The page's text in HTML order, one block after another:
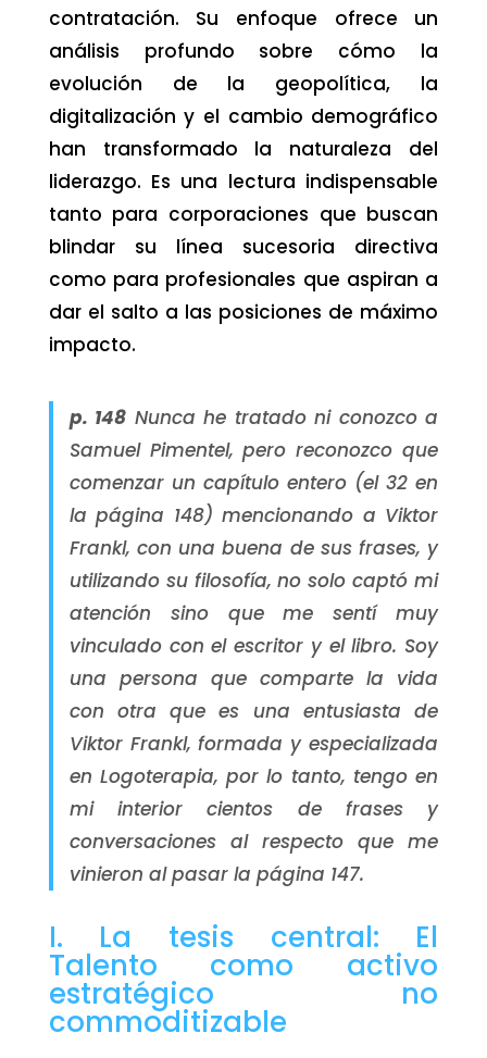
contratación. Su enfoque ofrece un
análisis profundo sobre cómo la
evolución de la geopolítica, la
digitalización y el cambio demográfico
han transformado la naturaleza del
liderazgo. Es una lectura indispensable
tanto para corporaciones que buscan
blindar su línea sucesoria directiva
como para profesionales que aspiran a
dar el salto a las posiciones de máximo
impacto.
p. 148 Nunca he tratado ni conozco a
Samuel Pimentel, pero reconozco que
comenzar un capítulo entero (el 32 en
la página 148) mencionando a Viktor
Frankl, con una buena de sus frases, y
utilizando su filosofía, no solo captó mi
atención sino que me sentí muy
vinculado con el escritor y el libro. Soy
una persona que comparte la vida
con otra que es una entusiasta de
Viktor Frankl, formada y especializada
en Logoterapia, por lo tanto, tengo en
mi interior cientos de frases y
conversaciones al respecto que me
vinieron al pasar la página 147.
I. La tesis central: El
Talento como activo
estratégico no
commoditizable